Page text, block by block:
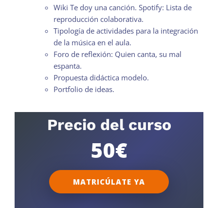
Wiki Te doy una canción. Spotify: Lista de
reproducción colaborativa.
Tipología de actividades para la integración
de la música en el aula.
Foro de reflexión: Quien canta, su mal
espanta.
Propuesta didáctica modelo.
Portfolio de ideas.
Precio del curso
50€
MATRICÚLATE YA